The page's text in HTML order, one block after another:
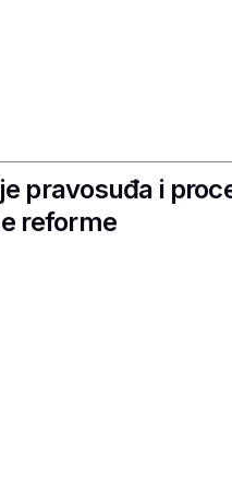
pravosuđa i
reforme